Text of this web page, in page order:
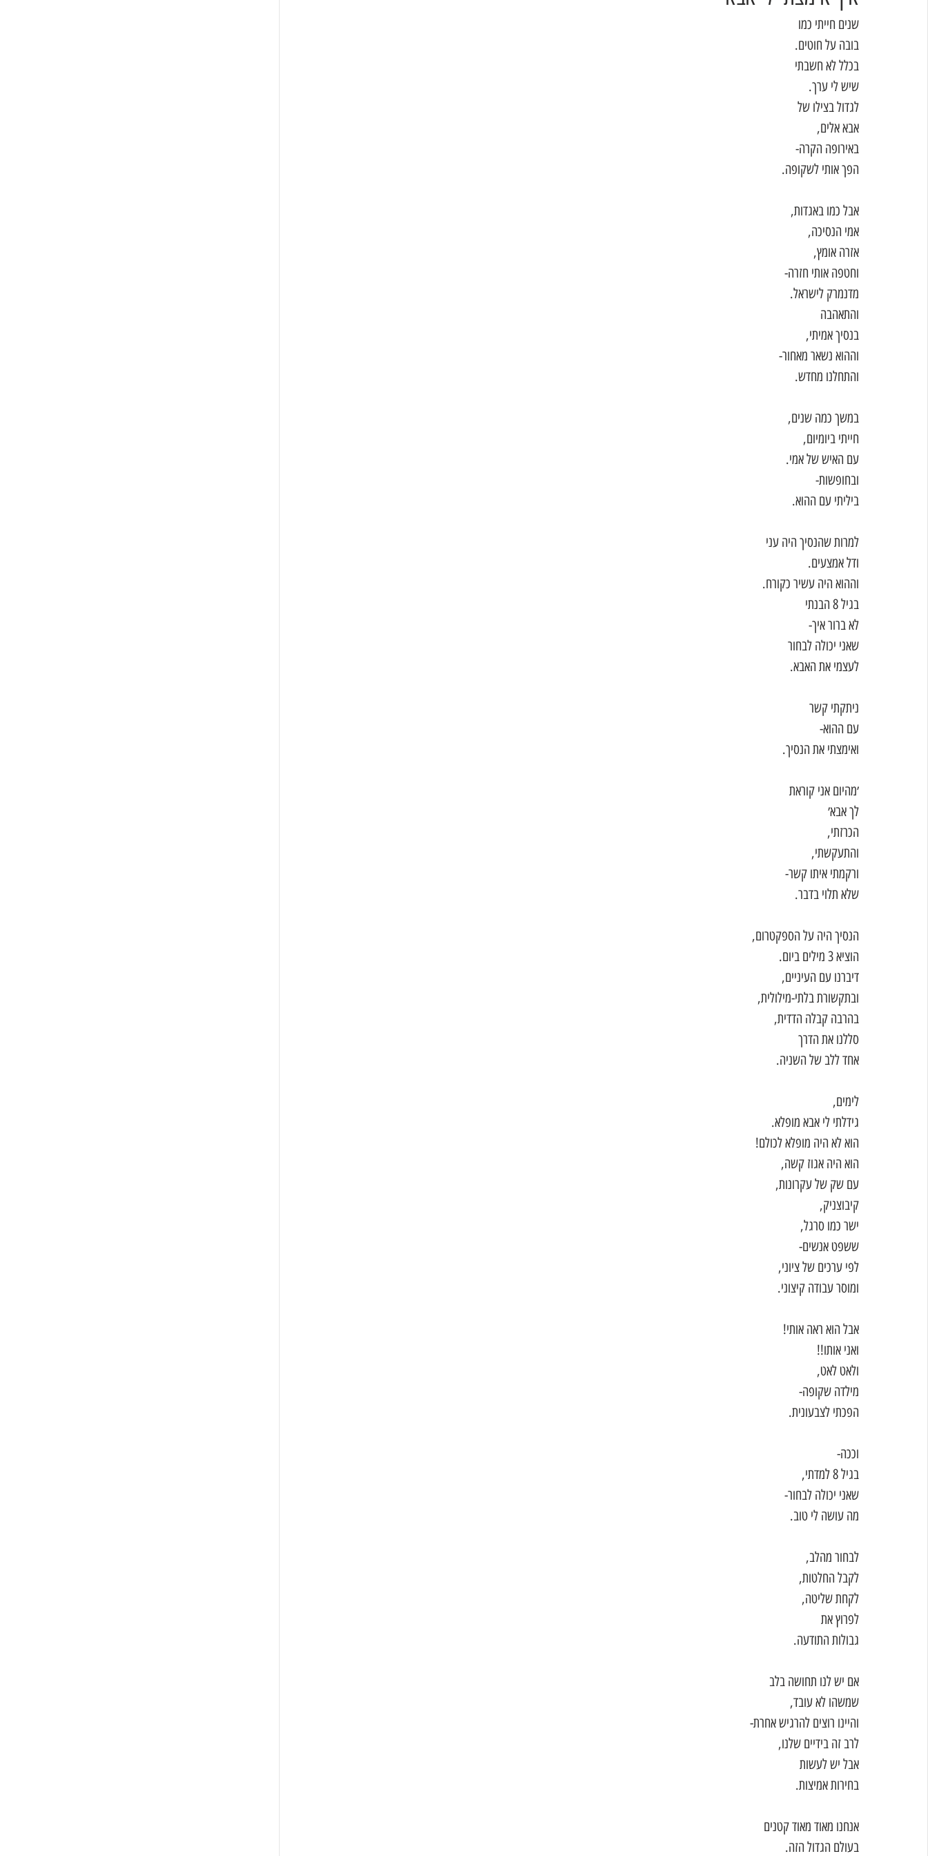
שנים חייתי כמו
בובה על חוטים.
בכלל לא חשבתי
שיש לי ערך.
לגדול בצילו של
אבא אלים,
באירופה הקרה-
הפך אותי לשקופה.
אבל כמו באגדות,
אמי הנסיכה,
אזרה אומץ,
וחטפה אותי חזרה-
מדנמרק לישראל.
והתאהבה
בנסיך אמיתי,
וההוא נשאר מאחור-
והתחלנו מחדש.
במשך כמה שנים,
חייתי ביומיום,
עם האיש של אמי.
ובחופשות-
ביליתי עם ההוא.
למרות שהנסיך היה עני
ודל אמצעים.
וההוא היה עשיר כקורח.
בגיל 8 הבנתי
לא ברור איך-
שאני יכולה לבחור
לעצמי את האבא.
ניתקתי קשר
עם ההוא-
ואימצתי את הנסיך.
׳מהיום אני קוראת
לך אבא׳
הכרזתי,
והתעקשתי,
ורקמתי איתו קשר-
שלא תלוי בדבר.
הנסיך היה על הספקטרום,
הוציא 3 מילים ביום.
דיברנו עם העיניים,
ובתקשורת בלתי-מילולית,
בהרבה קבלה הדדית,
סללנו את הדרך
אחד ללב של השניה.
לימים,
גידלתי לי אבא מופלא.
הוא לא היה מופלא לכולם!
הוא היה אגוז קשה,
עם שק של עקרונות,
קיבוצניק,
ישר כמו סרגל,
ששפט אנשים-
לפי ערכים של ציוני,
ומוסר עבודה קיצוני.
אבל הוא ראה אותי!
ואני אותו!!
ולאט לאט,
מילדה שקופה-
הפכתי לצבעונית.
וככה-
בגיל 8 למדתי,
שאני יכולה לבחור-
מה עושה לי טוב.
לבחור מהלב,
לקבל החלטות,
לקחת שליטה,
לפרוץ את
גבולות התודעה.
אם יש לנו תחושה בלב
שמשהו לא עובד,
והיינו רוצים להרגיש אחרת-
לרב זה בידיים שלנו,
אבל יש לעשות
בחירות אמיצות.
אנחנו מאוד מאוד קטנים
בעולם הגדול הזה.